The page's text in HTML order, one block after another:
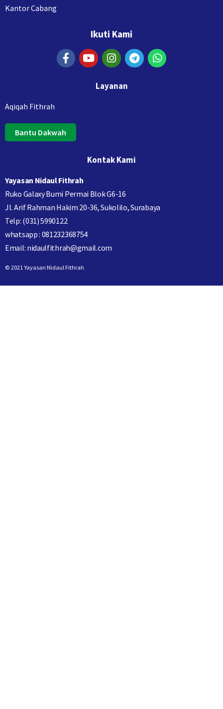
Kantor Cabang
Ikuti Kami
Layanan
Aqiqah Fithrah
Bantu Dakwah
Kontak Kami
Yayasan Nidaul Fithrah
Ruko Galaxy Bumi Permai Blok G6-16
Jl. Arif Rahman Hakim 20-36, Sukolilo, Surabaya
Telp: (031) 5990122
whatsapp : 081232368754
Email: nidaulfithrah@gmail.com
© 2021 Yayasan Nidaul Fithrah